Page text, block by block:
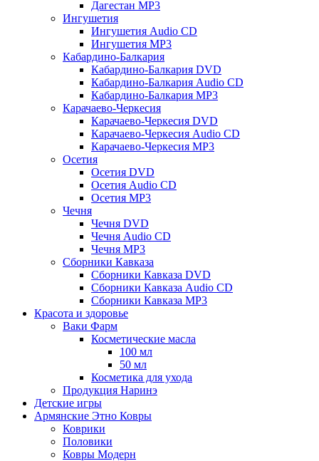
Дагестан MP3
Ингушетия
Ингушетия Audio CD
Ингушетия MP3
Кабардино-Балкария
Кабардино-Балкария DVD
Кабардино-Балкария Audio CD
Кабардино-Балкария MP3
Карачаево-Черкесия
Карачаево-Черкесия DVD
Карачаево-Черкесия Audio CD
Карачаево-Черкесия MP3
Осетия
Осетия DVD
Осетия Audio CD
Осетия MP3
Чечня
Чечня DVD
Чечня Audio CD
Чечня MP3
Сборники Кавказа
Сборники Кавказа DVD
Сборники Кавказа Audio CD
Сборники Кавказа MP3
Красота и здоровье
Ваки Фарм
Косметические масла
100 мл
50 мл
Косметика для ухода
Продукция Наринэ
Детские игры
Армянские Этно Ковры
Коврики
Половики
Ковры Модерн